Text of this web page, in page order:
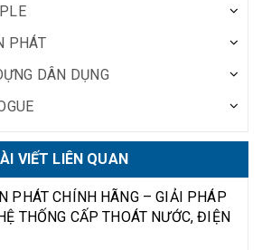
PHÁT
DÂN DỤNG
VIẾT LIÊN QUAN
PHÁT CHÍNH HÃNG – GIẢI PHÁP
THỐNG CẤP THOÁT NƯỚC, ĐIỆN